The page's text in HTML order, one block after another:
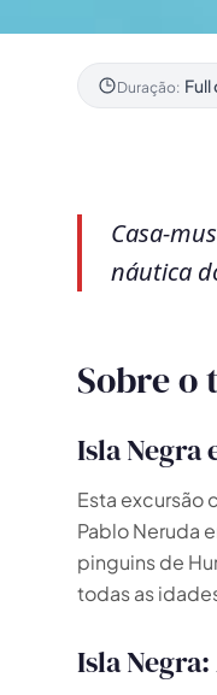
Duração: Full
Casa-
náutica
Sobre o
Isla Negra
Esta excursão
Pablo Neruda
pinguins de
todas as
Isla
Suas
Responda